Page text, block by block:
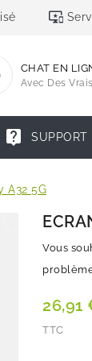
important_devices
CHAT EN
Avec Des
live_help SUPPORT
A32 5G
Vous
26,91
TTC